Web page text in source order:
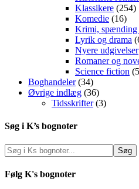
Klassikere (254)
Komedie (16)
Krimi, spænding
Lyrik og drama
Nyere udgivelser
Romaner og
Science fiction
Boghandeler(34)
Øvrige indlæg (36)
Tidsskrifter(3)
Søg i K’s bognoter
Følg K's bognoter